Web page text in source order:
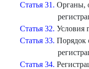
Статья 31. Органы,
Статья 32. Условия
Статья 33. Порядок
Статья 34.